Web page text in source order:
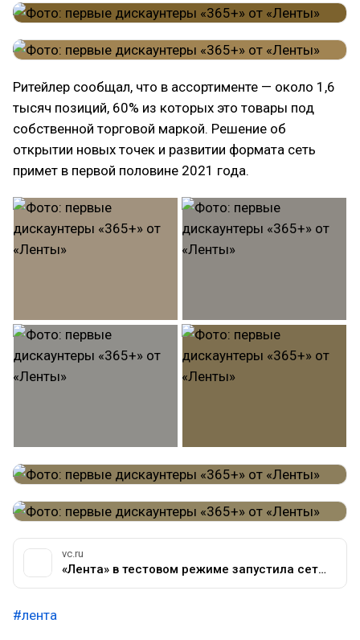
Ритейлер сообщал, что в ассортименте — около 1,6
тысяч позиций, 60% из которых это товары под
собственной торговой маркой. Решение об
открытии новых точек и развитии формата сеть
примет в первой половине 2021 года.
vc.ru
«Лента» в тестовом режиме запустила сеть дискаунтеров «365+» — Торговля на vc.ru
#лента